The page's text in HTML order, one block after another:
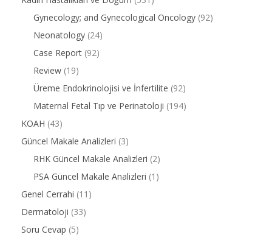
Gynecology; and Gynecological Oncology (92)
Neonatology (24)
Case Report (92)
Review (19)
Üreme Endokrinolojisi ve İnfertilite (92)
Maternal Fetal Tıp ve Perinatoloji (194)
KOAH (43)
Güncel Makale Analizleri (3)
RHK Güncel Makale Analizleri (2)
PSA Güncel Makale Analizleri (1)
Genel Cerrahi (11)
Dermatoloji (33)
Soru Cevap (5)